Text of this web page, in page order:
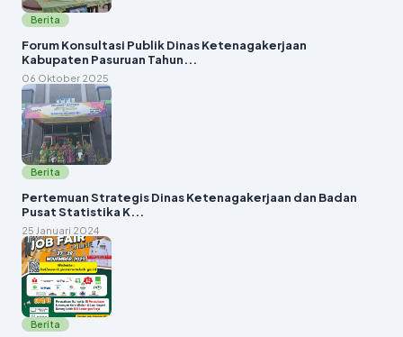
Berita
Forum Konsultasi Publik Dinas Ketenagakerjaan
Kabupaten Pasuruan Tahun...
06 Oktober 2025
Berita
Pertemuan Strategis Dinas Ketenagakerjaan dan Badan
Pusat Statistika K...
25 Januari 2024
Berita